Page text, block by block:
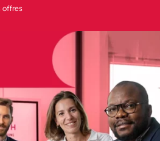
offres